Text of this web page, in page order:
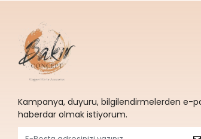
Kampanya, duyuru, bilgilendirmelerden e-
haberdar olmak istiyorum.